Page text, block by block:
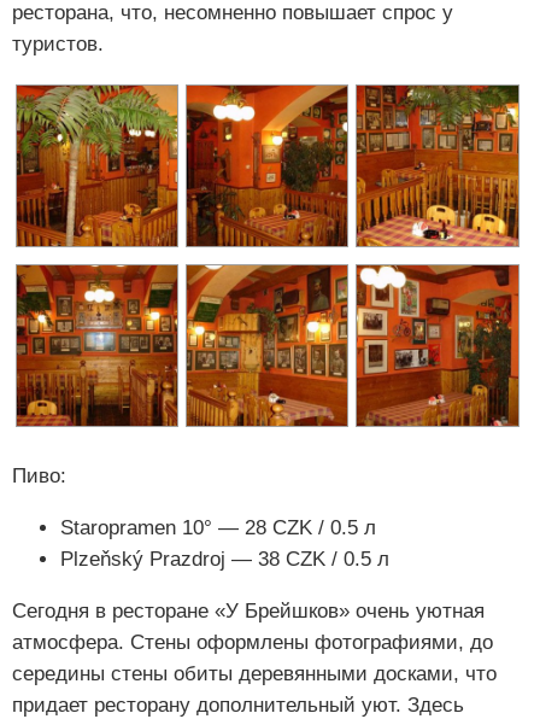
ресторана, что, несомненно повышает спрос у
туристов.
Пиво:
Staropramen 10° — 28 CZK / 0.5 л
Plzeňský Prazdroj — 38 CZK / 0.5 л
Сегодня в ресторане «У Брейшков» очень уютная
атмосфера. Стены оформлены фотографиями, до
середины стены обиты деревянными досками, что
придает ресторану дополнительный уют. Здесь